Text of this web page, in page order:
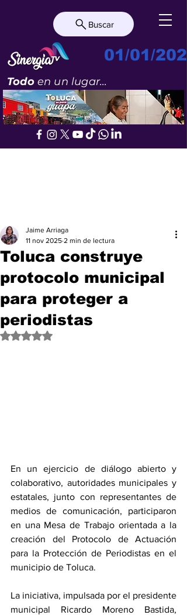
Buscar
01/01/
Todoen un lugar...
Toluca construye
protocolo municipal
para proteger a
periodistas
Jaime Arriaga
11 nov 2025 2 min de lectura
Obtuvo NaN de 5 estrellas.
En un ejercicio de diálogo abierto y
colaborativo, autoridades municipales y
estatales, junto con representantes de
medios de comunicación, participaron
en una Mesa de Trabajo orientada a la
creación del Protocolo de Actuación
para la Protección de Periodistas en el
municipio de Toluca.
La iniciativa, impulsada por el presidente
municipal Ricardo Moreno Bastida,